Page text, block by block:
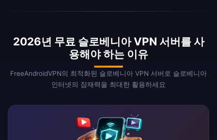
2026년 무료 슬로베니아 VPN 서버를 사
용해야 하는 이유
FreeAndroidVPN의 최적화된 슬로베니아 VPN 서버로 슬로베니아
인터넷의 잠재력을 최대한 활용하세요